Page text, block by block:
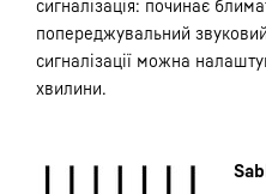
сигналізація: починає
попереджувальний
сигналізації можна
хвилини.